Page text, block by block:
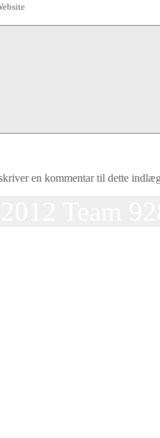
en kommentar til dette